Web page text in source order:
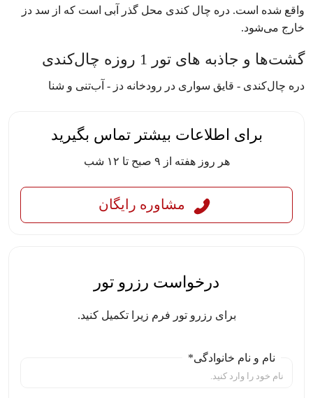
واقع شده است. دره چال کندی محل گذر آبی است که از سد دز
خارج می‌شود.
گشت‌ها و جاذبه های تور‌ 1 روزه چال‌کندی
دره چال‌کندی - قایق سواری در رودخانه دز - آب‌تنی و شنا
برای اطلاعات بیشتر تماس بگیرید
هر روز هفته از ۹ صبح تا ۱۲ شب
مشاوره رایگان
درخواست رزرو تور
برای رزرو تور فرم زیرا تکمیل کنید.
نام و نام خانوادگی*